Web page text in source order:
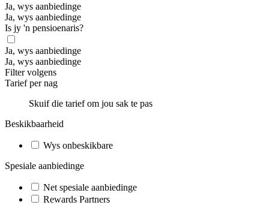
Ja, wys aanbiedinge
Ja, wys aanbiedinge
Is jy 'n pensioenaris?
Ja, wys aanbiedinge
Ja, wys aanbiedinge
Filter volgens
Tarief per nag
Skuif die tarief om jou sak te pas
Beskikbaarheid
Wys onbeskikbare
Spesiale aanbiedinge
Net spesiale aanbiedinge
Rewards Partners